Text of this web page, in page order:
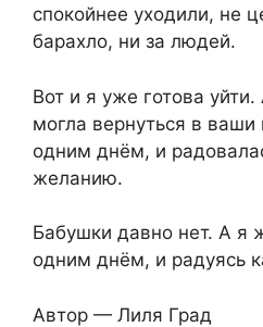
спокойнее уходили, не
барахло, ни за людей.
Вот и я уже готова
могла вернуться в
одним днём, и
желанию.
Бабушки давно нет. А я
одним днём, и радуясь
Автор — Лиля Град